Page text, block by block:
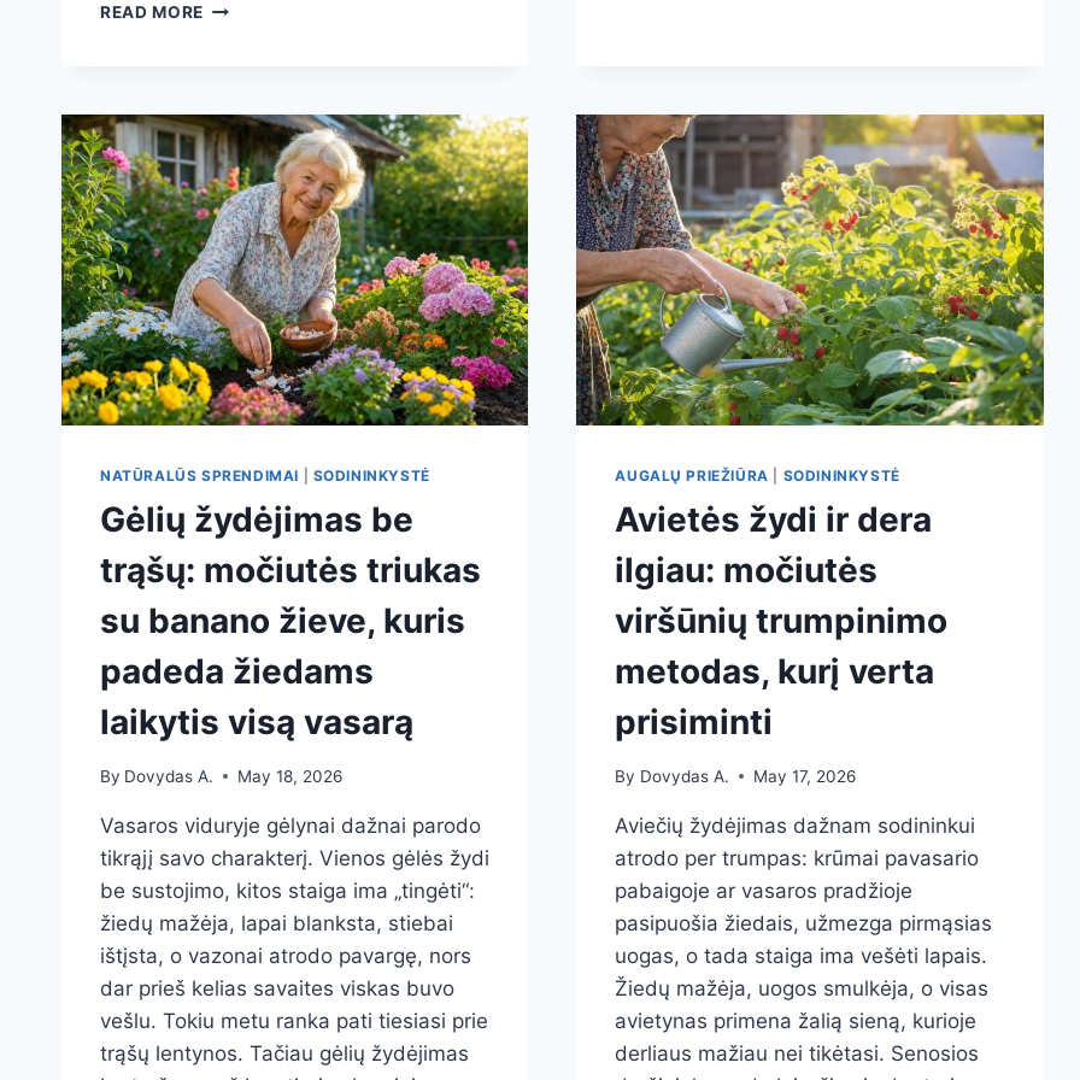
READ MORE VANDENS
TRIUKAS,
KURIS
STABILIZUOJA
TEMPERATŪRĄ
IR
GALI
PADIDINTI
DERLIŲ
DERLIUS
AUGTŲ,
DIRVA
NENUSKURSTŲ
NATŪRALŪS SPRENDIMAI SODININKYSTĖ
Gėlių žydėjimas be
trąšų: močiutės triukas
su banano žieve, kuris
padeda žiedams
laikytis visą vasarą
By Dovydas A. May 18, 2026
Vasaros viduryje gėlynai dažnai parodo
tikrąjį savo charakterį. Vienos gėlės žydi
be sustojimo, kitos staiga ima „tingėti“:
žiedų mažėja, lapai blanksta, stiebai
ištįsta, o vazonai atrodo pavargę, nors
dar prieš kelias savaites viskas buvo
vešlu. Tokiu metu ranka pati tiesiasi prie
trąšų lentynos. Tačiau gėlių žydėjimas
AUGALŲ PRIEŽIŪRA SODININKYSTĖ
Avietės žydi ir dera
ilgiau: močiutės
viršūnių trumpinimo
metodas, kurį verta
prisiminti
By Dovydas A. May 17, 2026
Aviečių žydėjimas dažnam sodininkui
atrodo per trumpas: krūmai pavasario
pabaigoje ar vasaros pradžioje
pasipuošia žiedais, užmezga pirmąsias
uogas, o tada staiga ima vešėti lapais.
Žiedų mažėja, uogos smulkėja, o visas
avietynas primena žalią sieną, kurioje
derliaus mažiau nei tikėtasi. Senosios